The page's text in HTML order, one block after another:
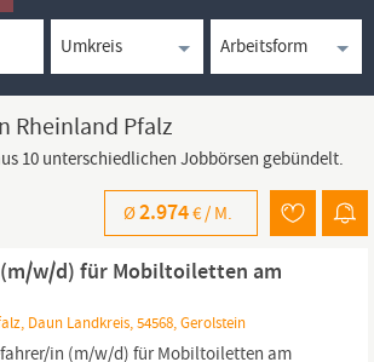
Rheinland Pfalz
10 unterschiedlichen Jobbörsen gebündelt.
Ø2.974€ / M.
w/d) für Mobiltoiletten am
Daun Landkreis, 54568, Gerolstein
in (m/w/d) für Mobiltoiletten am